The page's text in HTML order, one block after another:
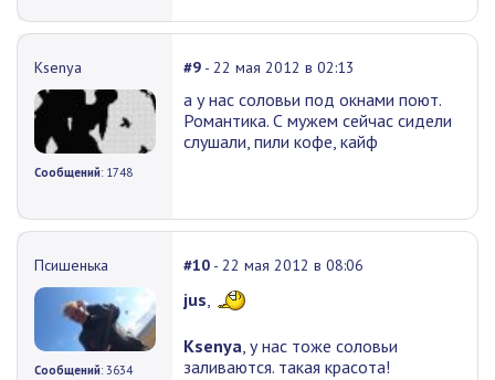
Ksenya
Сообщений: 1748
#9 - 22 мая 2012 в 02:13
а у нас соловьи под окнами поют.
Романтика. С мужем сейчас сидели
слушали, пили кофе, кайф
Псишенька
Сообщений: 3634
#10 - 22 мая 2012 в 08:06
jus
Ksenya, у нас тоже соловьи
заливаются. такая красота!